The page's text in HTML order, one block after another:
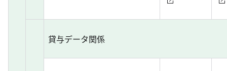
貸与データ関係